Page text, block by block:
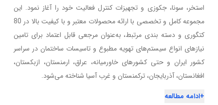
استخر، سونا، جکوزی و تجهیزات کنترل فعالیت خود را آغاز نمود. این
مجموعه کامل و تخصصی با ارائه محصولات معتبر و با کیفیت بالا در 80
کتگوری و دسته بندی مرتبط، به‌عنوان مرجعی قابل اعتماد برای تامین
نیازهای انواع سیستم‌های تهویه مطبوع و تاسیسات ساختمان در سراسر
کشور ایران و حتی کشورهای خاورمیانه، عراق، ارمنستان، ازبکستان،
افغانستان، آذربایجان، ترکمنستان و غرب آسیا شناخته می‌شود.
+ادامه مطالعه